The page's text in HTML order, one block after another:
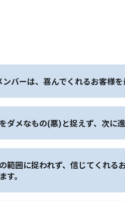
ンバーは、喜んでくれるお客様
ダメなもの(悪)と捉えず、次に
範囲に捉われず、信じてくれる
す。